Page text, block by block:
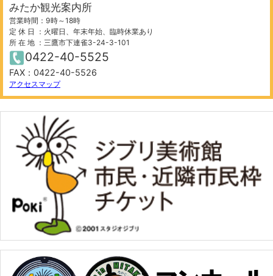
みたか観光案内所
営業時間：9時～18時
定 休 日 ：火曜日、年末年始、臨時休業あり
所 在 地 ：三鷹市下連雀3-24-3-101
0422-40-5525
FAX：0422-40-5526
アクセスマップ